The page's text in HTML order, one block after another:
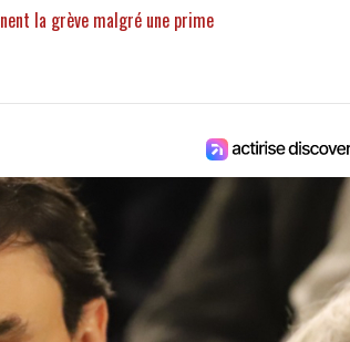
la grève malgré une prime